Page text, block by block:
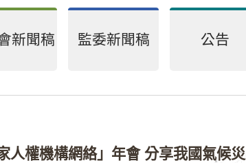
新聞稿 監委新聞稿 公告
人權機構網絡」年會 分享我國氣候